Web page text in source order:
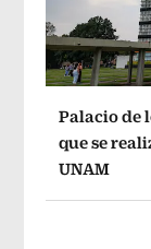
Palacio de
que se
UNAM